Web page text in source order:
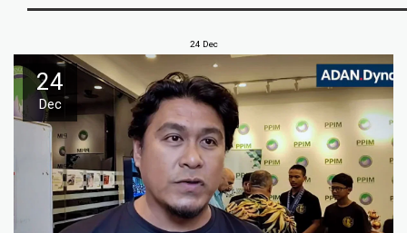
24 Dec
24
Dec